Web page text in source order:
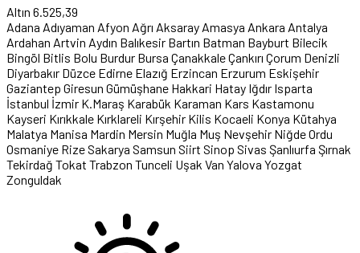
Altın 6.525,39
Adana Adıyaman Afyon Ağrı Aksaray Amasya Ankara Antalya
Ardahan Artvin Aydın Balıkesir Bartın Batman Bayburt Bilecik
Bingöl Bitlis Bolu Burdur Bursa ÇanakkaleÇankırı Çorum Denizli
Diyarbakır Düzce Edirne Elazığ Erzincan Erzurum Eskişehir
Gaziantep Giresun Gümüşhane Hakkari Hatay Iğdır Isparta
İstanbul İzmir K.Maraş Karabük Karaman Kars Kastamonu
Kayseri Kırıkkale Kırklareli Kırşehir Kilis Kocaeli Konya Kütahya
Malatya Manisa Mardin Mersin Muğla Muş Nevşehir NiğdeOrdu
Osmaniye RizeSakarya Samsun Siirt Sinop Sivas Şanlıurfa Şırnak
Tekirdağ Tokat Trabzon Tunceli Uşak Van Yalova Yozgat
Zonguldak